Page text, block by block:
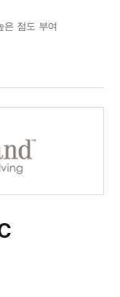
은 점도 부여